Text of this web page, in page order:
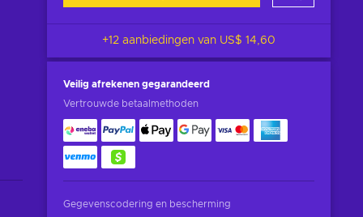
+12 aanbiedingen van US$ 14,60
Veilig afrekenen gegarandeerd
Vertrouwde betaalmethoden
Gegevenscodering en bescherming